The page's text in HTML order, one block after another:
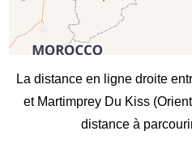
La distance en ligne droite
et Martimprey Du Kiss
distance à